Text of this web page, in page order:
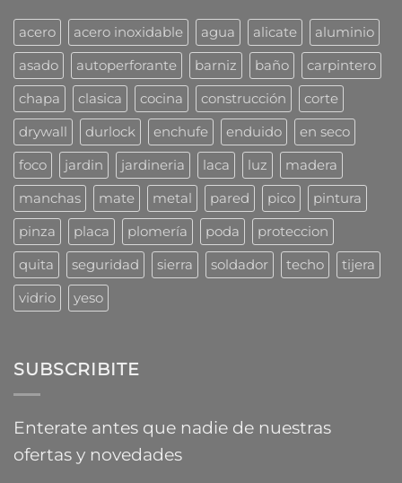
cucarachas?
Mirá
cómo
las
combaten
los
profesionales
acero acero inoxidable agua alicate
aluminio
asado
autoperforante barniz baño
carpintero
chapa
clasica cocina construcción
corte
drywall
durlock enchufe enduido
en seco
foco
jardin jardineria laca luz
madera
manchas
mate metal pared pico
pintura
pinza
placa plomería poda
proteccion
quita
seguridad sierra soldador techo
tijera
vidrio
yeso
SUBSCRIBITE
Enterate antes que nadie de nuestras
ofertas y novedades